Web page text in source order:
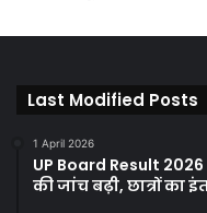
Last Modified Posts
1 April 2026
UP Board Result 2026
की जांच बढ़ी, छात्रों का